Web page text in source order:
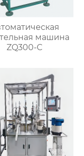
машина
ZQ300-C